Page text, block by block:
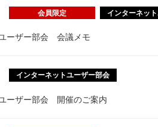
会員限定 インターネッ
ーザー部会 会議メモ
インターネットユーザー部会
ーザー部会 開催のご案内